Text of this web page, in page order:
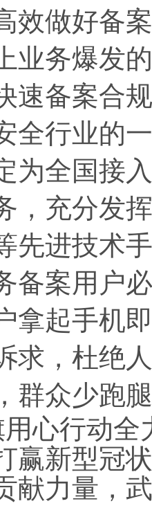
效做好备
业务爆发
速备案合
全行业的
为全国接
，充分发
先进技术
备案用户
拿起手机
求，杜绝
群众少跑
心行动全
赢新型冠
献力量，